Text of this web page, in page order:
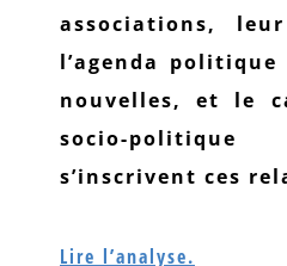
associations,
l’agenda
nouvelles, et le
socio-
s’inscrivent ces
Lire l’analyse.